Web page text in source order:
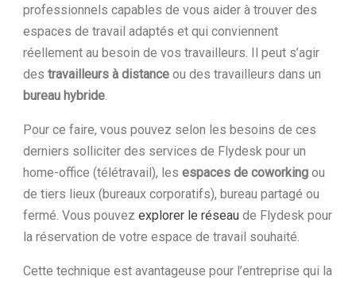
professionnels capables de vous aider à trouver des
espaces de travail adaptés et qui conviennent
réellement au besoin de vos travailleurs. Il peut s’agir
des travailleurs à distance ou des travailleurs dans un
bureau hybride.
Pour ce faire, vous pouvez selon les besoins de ces
derniers solliciter des services de Flydesk pour un
home-office (télétravail), les espaces de coworking ou
de tiers lieux (bureaux corporatifs), bureau partagé ou
fermé. Vous pouvez explorer le réseau de Flydesk pour
la réservation de votre espace de travail souhaité.
Cette technique est avantageuse pour l’entreprise qui la